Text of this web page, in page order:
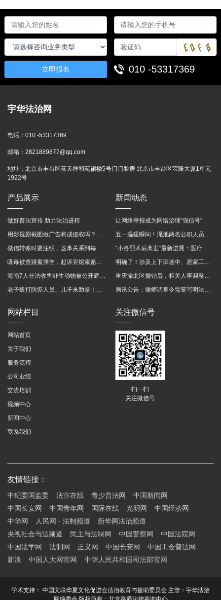
立即报名 010 -53317369
宇华法治网
电话： 010 -53317369
邮箱： 2821889877@qq.com
地址： 北京市丰台区蓝天祥和苑裙楼5号门门脸房 北京市丰台区宝隆大厦1单元
1922号
产品展示
做好普法宣传 助力法治进程
用影视剧截图做广告构成侵权吗？法院这样判
微信转账时要注明，这事关系到每个人……
吸毒被查跳窗摔伤，起诉宾馆索赔，法院这样判！
海南7人非法收售野生动物被公开庭审 涉案金额2100多万
老子殴打防疫人员、儿子来助拳！均被判刑
新闻动态
让网络举报成为网络治理“强信号”
五一温暖瞬间！渑池两名公职人员，路遇车祸挺身而出
“小洛熙术后离世”最新进展：医疗事故鉴定已启动
明确了！涉及上下班途中、居家工作等，这些情形可认定工伤→
重庆渝北区撤销后，相关人事调整再披露
腾讯公告：律师调查令需要写明法官手机号，2025年12月31日后施行
网站栏目
网站首页
关于我们
服务流程
公司业绩
交流培训
视频中心
新闻中心
联系我们
关注微信号
扫一扫
关注微信号
友情链接：
中纪委国监委 法宣在线 青少普法网
中国新闻网
中国长安网
中国青年网 国际在线 光明网
中国经济网
中华网
人民网 - 法制频道
新华网法治频道
央视社会与法频道
民主与法制网 中国警察网
中国法院网
中国法学网
法制网 正义网 中国长安网
中国工会普法网
新浪
中国人大网官网 中华人民共和国司法部官网
学术支持： 中国文联华夏文化促进会法治教育与援助委员会 主管：宇华法治